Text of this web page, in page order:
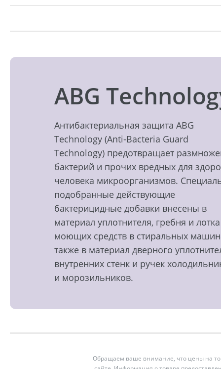
ABG
Антибактериальная защита ABG
Technology (Anti-Bacteria Guard
Technology) предотвращает
бактерий и прочих вредных для
человека микроорганизмов.
подобранные действующие
бактерицидные добавки внесены в
материал уплотнителя, гребня и
моющих средств в стиральных
также в материал дверного
внутренних стенк и ручек
и морозильников.
Обращаем ваше внимание, что цены на